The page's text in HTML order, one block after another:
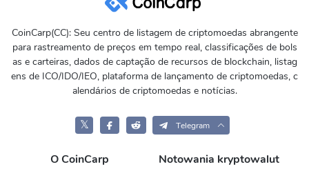
CoinCarp(CC): Seu centro de listagem de criptomoedas abrangente
para rastreamento de preços em tempo real, classificações de bols
as e carteiras, dados de captação de recursos de blockchain, listag
ens de ICO/IDO/IEO, plataforma de lançamento de criptomoedas, c
alendários de criptomoedas e notícias.
𝕏 Telegram
O CoinCarp Notowania kryptowalut